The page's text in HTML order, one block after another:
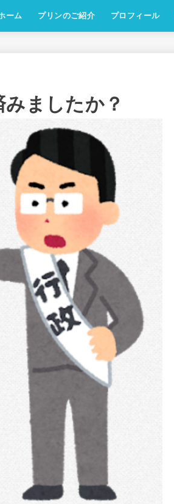
ーム プリンのご紹介 プロフィール
ましたか？